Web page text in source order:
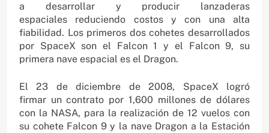
a desarrollar y producir lanzaderas
espaciales reduciendo costos y con una alta
fiabilidad. Los primeros dos cohetes desarrollados
por SpaceX son el Falcon 1 y el Falcon 9, su
primera nave espacial es el Dragon.
El 23 de diciembre de 2008, SpaceX logró
firmar un contrato por 1,600 millones de dólares
con la NASA, para la realización de 12 vuelos con
su cohete Falcon 9 y la nave Dragon a la Estación